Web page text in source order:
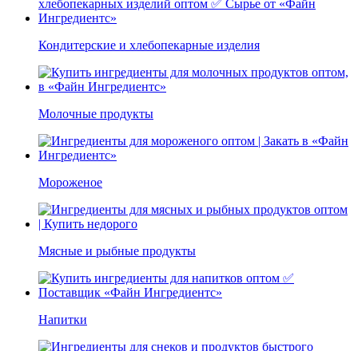
Кондитерские и хлебопекарные изделия
Молочные продукты
Мороженое
Мясные и рыбные продукты
Напитки